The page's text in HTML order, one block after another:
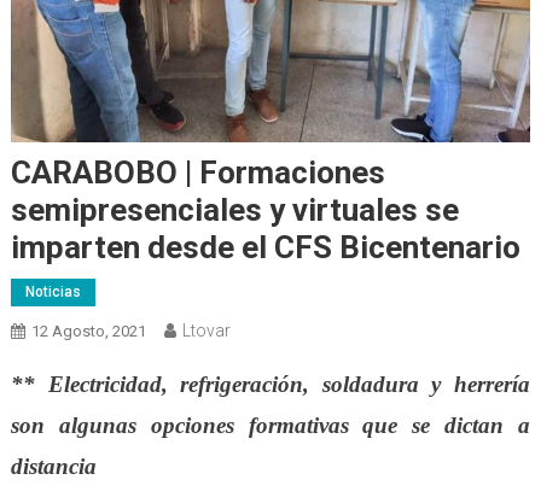
CARABOBO | Formaciones
semipresenciales y virtuales se
imparten desde el CFS Bicentenario
Noticias
12 Agosto, 2021 Ltovar
** Electricidad, refrigeración, soldadura y herrería
son algunas opciones formativas que se dictan a
distancia